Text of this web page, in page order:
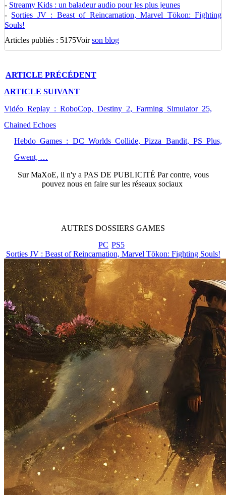
- Streamy Kids : un baladeur audio pour les plus jeunes
- Sorties JV : Beast of Reincarnation, Marvel Tōkon: Fighting
Souls!
Articles publiés : 5175Voirson blog
ARTICLE PRÉCÉDENT
ARTICLE SUIVANT
Vidéo Replay : RoboCop, Destiny 2, Farming Simulator 25,
Chained Echoes
Hebdo Games : DC Worlds Collide, Pizza Bandit, PS Plus,
Gwent, …
SurMaXoE, il n'y a PAS DE PUBLICITÉ Par contre, vous
pouvez nous en faire sur les réseaux sociaux
AUTRES DOSSIERS GAMES
PC PS5
Sorties JV : Beast of Reincarnation, Marvel Tōkon: Fighting Souls!